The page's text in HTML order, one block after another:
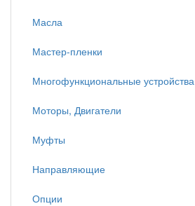
Масла
Мастер-пленки
Многофункциональные устройства
Моторы, Двигатели
Муфты
Направляющие
Опции